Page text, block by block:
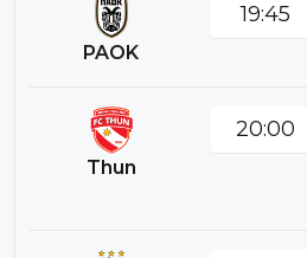
PAOK
19:45
Thun
20:00